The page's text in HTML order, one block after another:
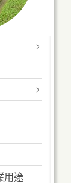
料
准書
其防治
用途